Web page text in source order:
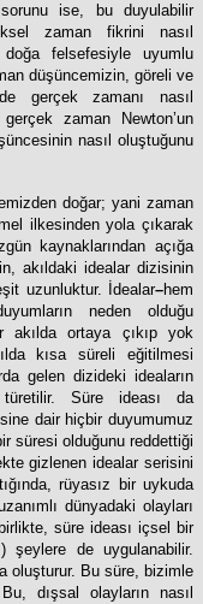
sorunu ise, bu duyulabilir
zaman fikrini nasıl
doğa felsefesiyle uyumlu
düşüncemizin, göreli ve
gerçek zamanı nasıl
zaman Newton’un
nasıl oluştuğunu
doğar; yani zaman
ilkesinden yola çıkarak
kaynaklarından açığa
akıldaki idealar dizisinin
uzunluktur. İdealar–hem
neden olduğu
akılda ortaya çıkıp yok
kısa süreli eğitilmesi
gelen dizideki ideaların
türetilir. Süre ideası da
dair hiçbir duyumumuz
süresi olduğunu reddettiği
gizlenen idealar serisini
rüyasız bir uykuda
dünyadaki olayları
süre ideası içsel bir
şeylere de uygulanabilir.
oluşturur. Bu süre, bizimle
dışsal olayların nasıl